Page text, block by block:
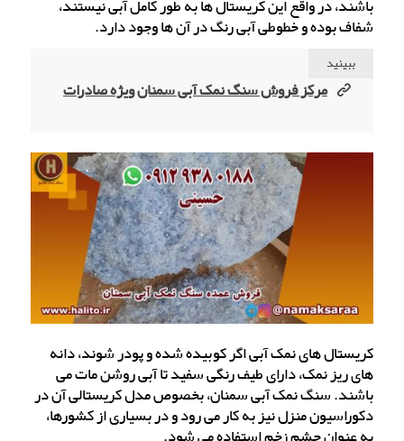
باشند، در واقع این کریستال ها به طور کامل آبی نیستند،
شفاف بوده و خطوطی آبی رنگ در آن ها وجود دارد.
ببینید
مرکز فروش سنگ نمک آبی سمنان ویژه صادرات
کریستال های نمک آبی اگر کوبیده شده و پودر شوند، دانه
های ریز نمک، دارای طیف رنگی سفید تا آبی روشن مات می
باشند. سنگ نمک آبی سمنان، بخصوص مدل کریستالی آن در
دکوراسیون منزل نیز به کار می رود و در بسیاری از کشورها،